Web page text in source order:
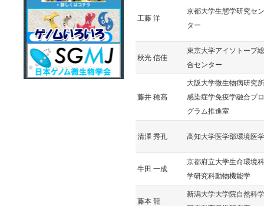
工藤 洋
京都大学生態学研究セン
ター
秋光 信佳
東京大学アイソトープ総
合センター
藤井 穂高
大阪大学微生物病研究所
感染症学免疫学融合プロ
グラム推進室
清澤 秀孔 高知大学医学部環境医学
牛田 一成
京都府立大学生命環境科
学研究科動物機能学
藤本 龍
新潟大学大学院自然科学